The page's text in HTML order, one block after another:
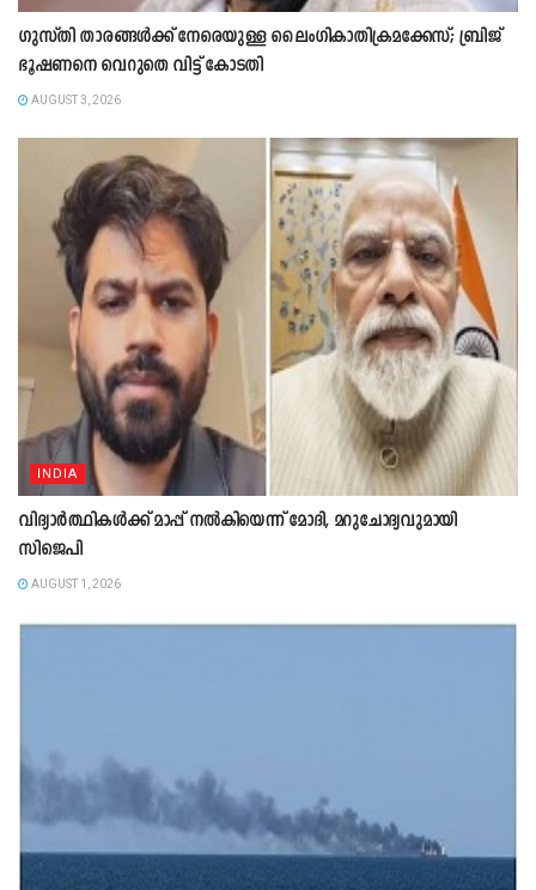
ഗുസ്തി താരങ്ങൾക്ക് നേരെയുള്ള ലൈംഗികാതിക്രമക്കേസ്; ബ്രിജ്
ഭൂഷണനെ വെറുതെ വിട്ട് കോടതി
AUGUST 3, 2026
INDIA
വിദ്യാർത്ഥികൾക്ക് മാപ്പ് നൽകിയെന്ന് മോദി, മറുചോദ്യവുമായി
സിജെപി
AUGUST 1, 2026